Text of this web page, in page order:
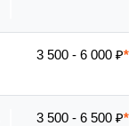
3 500 - 6 000 ₽
3 500 - 6 500 ₽